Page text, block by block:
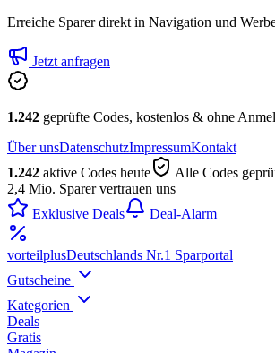
Erreiche Sparer direkt in Navigation und
Jetzt anfragen
1.242 geprüfte Codes, kostenlos & ohne
Über unsDatenschutzImpressumKontakt
1.242 aktive Codes heute
Alle Codes
2,4 Mio. Sparer vertrauen uns
Exklusive Deals
Deal-Alarm
vorteilplusDeutschlands Nr.1 Sparportal
Gutscheine
Kategorien
Deals
Gratis